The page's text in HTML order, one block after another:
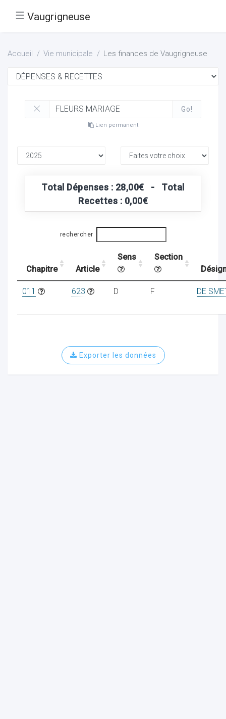
☰ Vaugrigneuse
Accueil Vie municipale Les finances de Vaugrigneuse
Go!
Lien permanent
Total Dépenses : 28,00€ - Total
Recettes : 0,00€
rechercher
Chapitre Article
Sens
Section
011 623 D F DE
Exporter les données